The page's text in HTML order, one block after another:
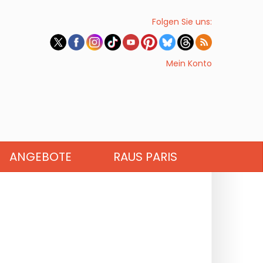
Folgen Sie uns:
Mein Konto
ANGEBOTE RAUS PARIS